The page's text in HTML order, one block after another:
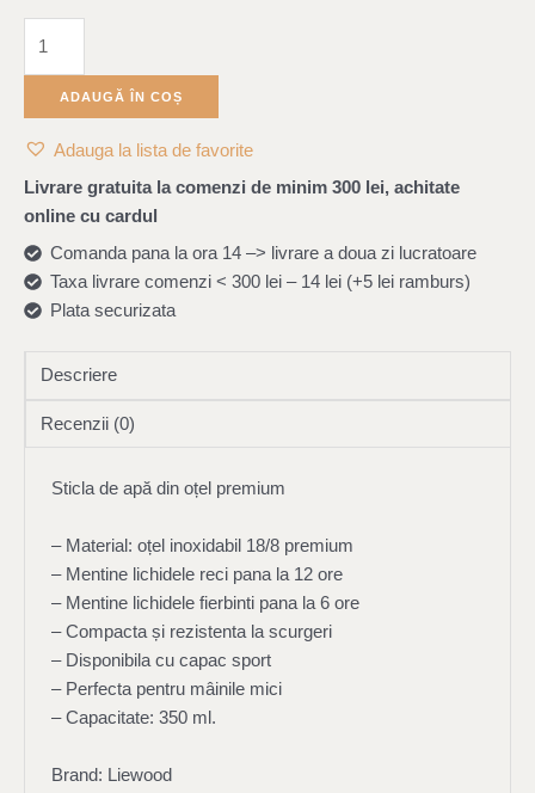
Liewood
ADAUGĂ ÎN COȘ
Adauga la lista de favorite
Livrare gratuita la comenzi de minim 300 lei, achitate
online cu cardul
Comanda pana la ora 14 –> livrare a doua zi lucratoare
Taxa livrare comenzi < 300 lei – 14 lei (+5 lei ramburs)
Plata securizata
Descriere
Recenzii (0)
Sticla de apă din oțel premium
– Material: oțel inoxidabil 18/8 premium
– Mentine lichidele reci pana la 12 ore
– Mentine lichidele fierbinti pana la 6 ore
– Compacta și rezistenta la scurgeri
– Disponibila cu capac sport
– Perfecta pentru mâinile mici
– Capacitate: 350 ml.
Brand: Liewood